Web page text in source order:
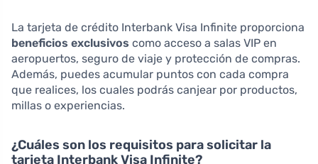
La tarjeta de crédito Interbank Visa Infinite proporciona
beneficios exclusivos como acceso a salas VIP en
aeropuertos, seguro de viaje y protección de compras.
Además, puedes acumular puntos con cada compra
que realices, los cuales podrás canjear por productos,
millas o experiencias.
¿Cuáles son los requisitos para solicitar la
tarjeta Interbank Visa Infinite?